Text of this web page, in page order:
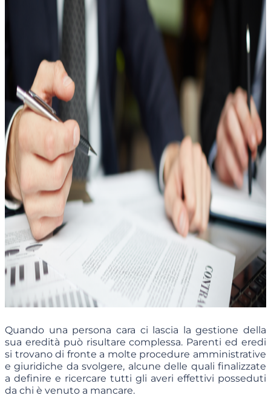
Quando una persona cara ci lascia la gestione della
sua eredità può risultare complessa. Parenti ed eredi
si trovano di fronte a molte procedure amministrative
e giuridiche da svolgere, alcune delle quali finalizzate
a definire e ricercare tutti gli averi effettivi posseduti
da chi è venuto a mancare.